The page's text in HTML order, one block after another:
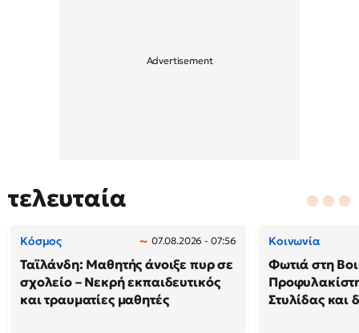
τελευταία
Κόσμος 07.08.2026 - 07:56
Ταϊλάνδη: Μαθητής άνοιξε πυρ σε
σχολείο – Νεκρή εκπαιδευτικός
και τραυματίες μαθητές
Κοινωνία
Φωτιά στη
Στυλίδας και